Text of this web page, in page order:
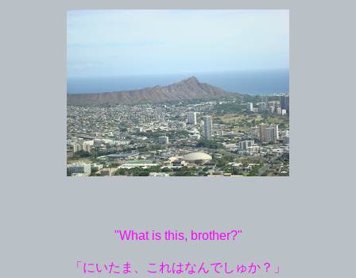
"What is this, brother?"
「にいたま、これはなんでしゅか？」